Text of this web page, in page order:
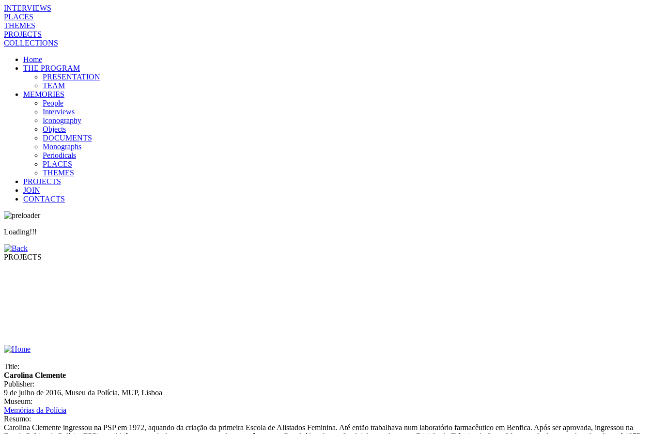
INTERVIEWS
PLACES
THEMES
PROJECTS
COLLECTIONS
Home
THE PROGRAM
PRESENTATION
TEAM
MEMORIES
People
Interviews
Iconography
Objects
DOCUMENTS
Monographs
Periodicals
PLACES
THEMES
PROJECTS
JOIN
CONTACTS
Loading!!!
PROJECTS
Title:
Carolina Clemente
Publisher:
9 de julho de 2016, Museu da Polícia, MUP, Lisboa
Museum:
Memórias da Polícia
Resumo:
Carolina Clemente ingressou na PSP em 1972, aquando da criação da primeira Escola de Alistados Feminina. Até então trabalhava num laboratório farmacêutico em Benfica. Após ser aprovada, ingressou na